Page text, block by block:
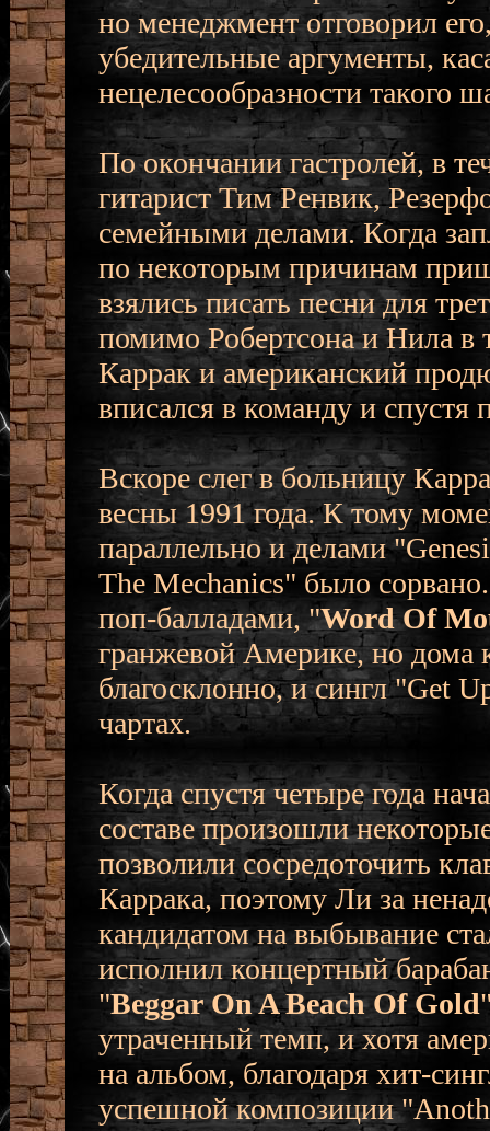
но менеджмент отговорил
убедительные аргументы,
нецелесообразности такого
По окончании гастролей, в
гитарист Тим Ренвик,
семейными делами. Когда
по некоторым причинам
взялись писать песни для
помимо Робертсона и Нила в
Каррак и американский
вписался в команду и
Вскоре слег в больницу
весны 1991 года. К тому
параллельно и делами
The Mechanics" было
поп-балладами, "Word Of
гранжевой Америке, но дома
благосклонно, и сингл "Get
чартах.
Когда спустя четыре года
составе произошли
позволили сосредоточить
Каррака, поэтому Ли за
кандидатом на выбывание
исполнил концертный
"Beggar On A Beach Of Gold
утраченный темп, и хотя
на альбом, благодаря хит-
успешной композиции